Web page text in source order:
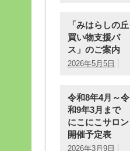
「みはらしの丘
買い物支援バ
ス」のご案内
2026年5月5日
令和8年4月～令
和9年3月まで
にこにこサロン
開催予定表
2026年3月9日